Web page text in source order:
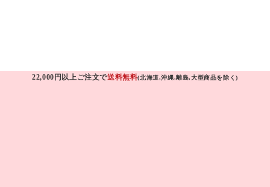
22,000円以上ご注文で送料無料(北海道,沖縄,離島,大型商品を除く)